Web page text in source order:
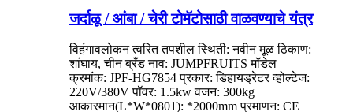
जर्दाळू / आंबा / चेरी टोमॅटोसाठी वाळवण्याचे यंत्र
विहंगावलोकन त्वरित तपशील स्थिती: नवीन मूळ ठिकाण:
शांघाय, चीन ब्रँड नाव: JUMPFRUITS मॉडेल
क्रमांक: JPF-HG7854 प्रकार: डिहायड्रेटर व्होल्टेज:
220V/380V पॉवर: 1.5kw वजन: 300kg
आकारमान(L*W*0801): *2000mm प्रमाणन: CE